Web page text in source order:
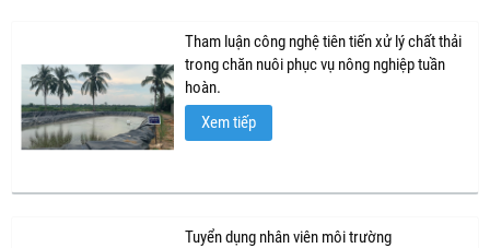
Tham luận công nghệ tiên tiến xử lý chất thải
trong chăn nuôi phục vụ nông nghiệp tuần
hoàn.
Xem tiếp
Tuyển dụng nhân viên môi trường